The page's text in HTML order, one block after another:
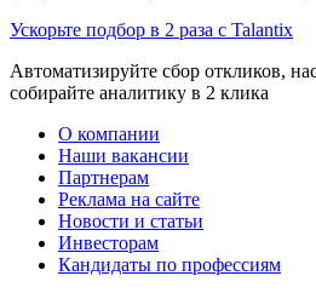
Ускорьте подбор в 2 раза с Talantix
Автоматизируйте сбор откликов,
собирайте аналитику в 2 клика
О компании
Наши вакансии
Партнерам
Реклама на сайте
Новости и статьи
Инвесторам
Кандидаты по профессиям